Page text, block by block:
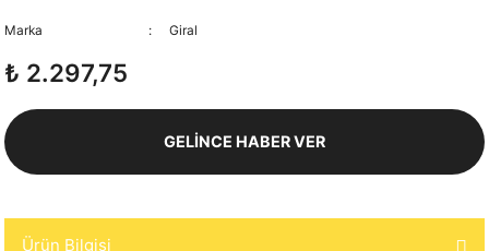
Marka Giral
₺ 2.297,75
GELİNCE HABER VER
Ürün Bilgisi